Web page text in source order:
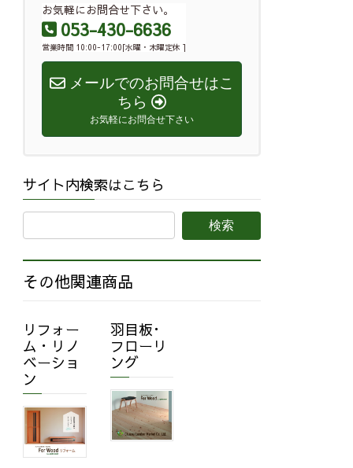
お気軽にお問合せ下さい。
053-430-6636
営業時間 10:00-17:00[水曜・木曜定休 ]
メールでのお問合せはこ
ちら
お気軽にお問合せ下さい
サイト内検索はこちら
その他関連商品
リフォー
ム・リノ
ベーショ
ン
羽目板･
フローリ
ング